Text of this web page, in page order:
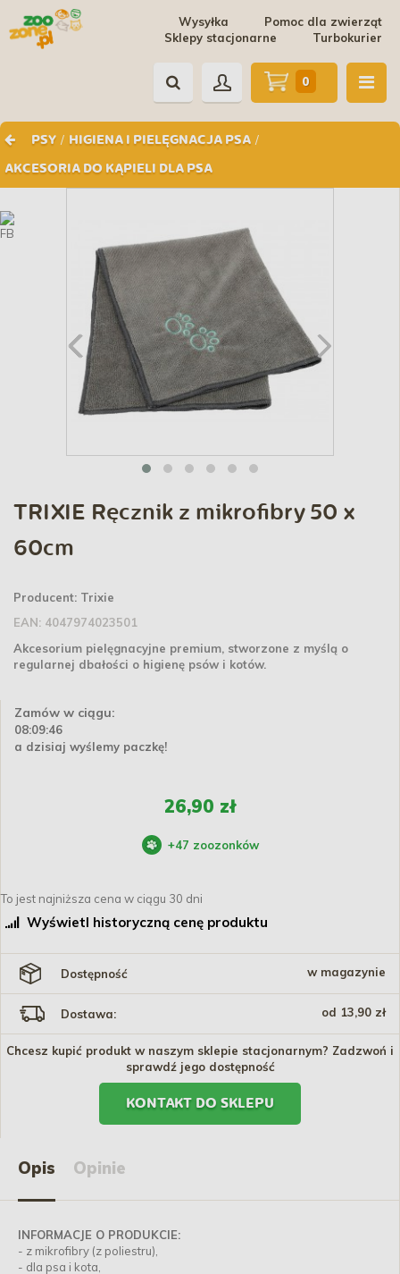
Pomoc dla zwierząt
Wysyłka
Turbokurier
Sklepy stacjonarne
PSY / HIGIENA I PIELĘGNACJA PSA /
AKCESORIA DO KĄPIELI DLA PSA
0
TRIXIE Ręcznik z mikrofibry 50 x
60cm
Producent: Trixie
EAN: 4047974023501
Akcesorium pielęgnacyjne premium, stworzone z myślą o
regularnej dbałości o higienę psów i kotów.
Zamów w ciągu:
08:09:46
a dzisiaj wyślemy paczkę!
26,90 zł
+47 zoozonków
To jest najniższa cena w ciągu 30 dni
Wyświetl historyczną cenę produktu
Dostępność w magazynie
Dostawa: od 13,90 zł
Chcesz kupić produkt w naszym sklepie stacjonarnym? Zadzwoń i
sprawdź jego dostępność
KONTAKT DO SKLEPU
Opis Opinie
INFORMACJE O PRODUKCIE:
- z mikrofibry (z poliestru),
- dla psa i kota,